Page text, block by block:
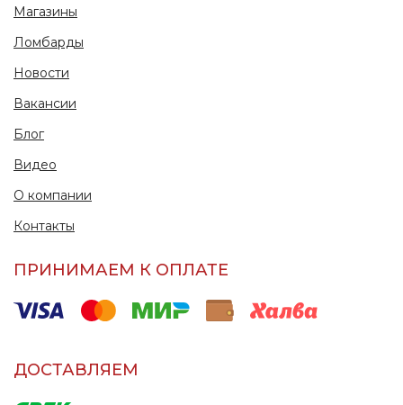
Магазины
Ломбарды
Новости
Вакансии
Блог
Видео
О компании
Контакты
ПРИНИМАЕМ К ОПЛАТЕ
ДОСТАВЛЯЕМ